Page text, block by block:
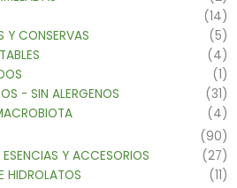
(14)
Y CONSERVAS
(5)
(4)
(1)
- SIN ALERGENOS
(31)
(4)
(90)
ESENCIAS Y ACCESORIOS
(27)
HIDROLATOS
(11)